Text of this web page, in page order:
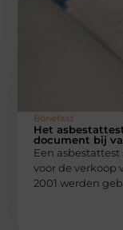
Bonefast
Het
document bij
Een
voor de verkoop
2001 werden